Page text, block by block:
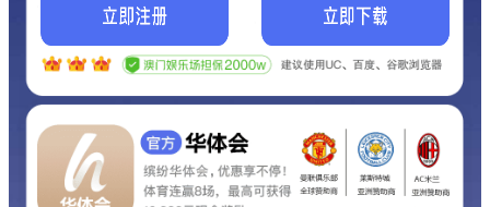
我们的网站正在建设.
它将是非常棒的网站.
联系我们!